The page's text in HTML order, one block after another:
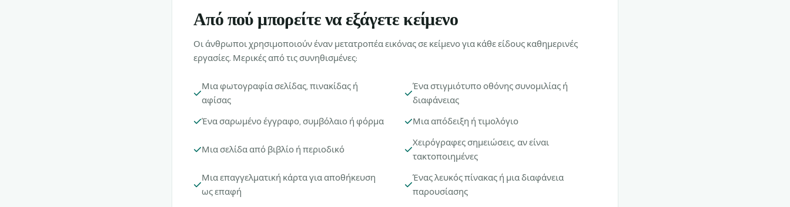
Από πού μπορείτε να εξάγετε κείμενο
Οι άνθρωποι χρησιμοποιούν έναν μετατροπέα εικόνας σε κείμενο για κάθε είδους καθημερινές
εργασίες. Μερικές από τις συνηθισμένες:
Μια φωτογραφία σελίδας, πινακίδας ή
αφίσας
Ένα στιγμιότυπο οθόνης συνομιλίας ή
διαφάνειας
Ένα σαρωμένο έγγραφο, συμβόλαιο ή φόρμα
Μια απόδειξη ή τιμολόγιο
Μια σελίδα από βιβλίο ή περιοδικό
Χειρόγραφες σημειώσεις, αν είναι
τακτοποιημένες
Μια επαγγελματική κάρτα για αποθήκευση
ως επαφή
Ένας λευκός πίνακας ή μια διαφάνεια
παρουσίασης